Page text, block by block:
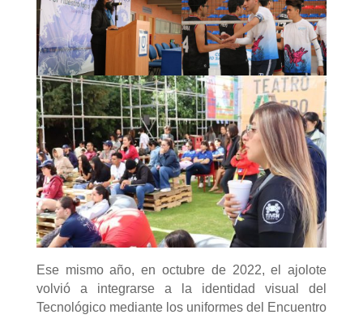
Ese mismo año, en octubre de 2022, el ajolote
volvió a integrarse a la identidad visual del
Tecnológico mediante los uniformes del Encuentro